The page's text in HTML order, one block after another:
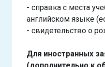
- справка с места
английском языке
- свидетельство о
Для иностранных